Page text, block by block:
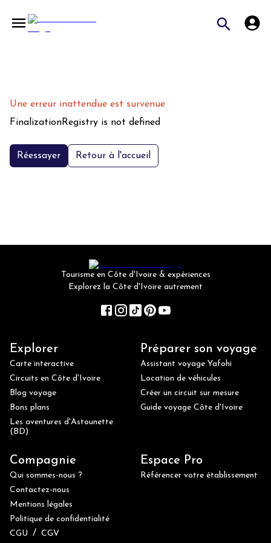
Une erreur inattendue est survenue
FinalizationRegistry is not defined
Réessayer Retour à l'accueil
Tourisme en Côte d'Ivoire & expériences
Explorez la Côte d'Ivoire autrement
Explorer
Carte interactive
Circuits en Côte d'Ivoire
Blog voyage
Bons plans
Les aventures d'Astounette
(BD)
Préparer son voyage
Assistant voyage Yafohi
Location de véhicules
Créer un circuit sur mesure
Guide voyage Côte d'Ivoire
Compagnie
Qui sommes-nous ?
Contactez-nous
Mentions légales
Politique de confidentialité
CGU / CGV
Espace Pro
Référencer votre établissement